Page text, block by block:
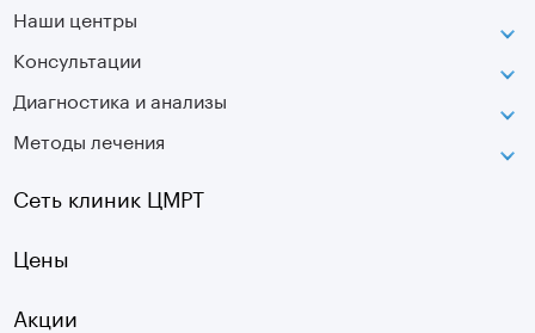
Наши центры
Петроградская
Лаборатория движения
Московская
Озерки
Садовая
Старая Деревня
Консультации
Диагностика и анализы
МРТ
Оптическая топография
УЗДГ
Методы лечения
Сеть клиник ЦМРТ
Цены
Акции